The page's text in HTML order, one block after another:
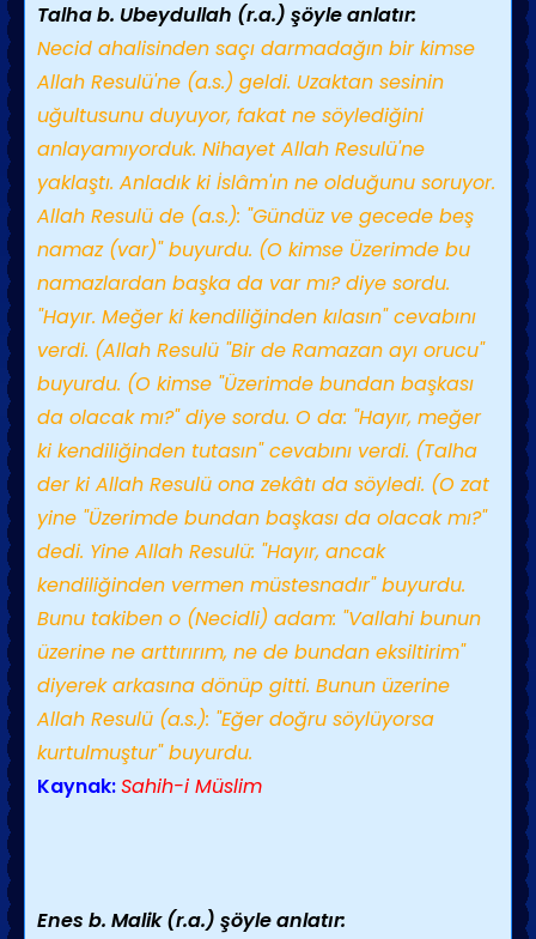
Talha b. Ubeydullah (r.a.) şöyle anlatır:
Necid ahalisinden saçı darmadağın bir kimse
Allah Resulü'ne (a.s.) geldi. Uzaktan sesinin
uğultusunu duyuyor, fakat ne söylediğini
anlayamıyorduk. Nihayet Allah Resulü'ne
yaklaştı. Anladık ki İslâm'ın ne olduğunu soruyor.
Allah Resulü de (a.s.): "Gündüz ve gecede beş
namaz (var)" buyurdu. (O kimse Üzerimde bu
namazlardan başka da var mı? diye sordu.
"Hayır. Meğer ki kendiliğinden kılasın" cevabını
verdi. (Allah Resulü "Bir de Ramazan ayı orucu"
buyurdu. (O kimse "Üzerimde bundan başkası
da olacak mı?" diye sordu. O da: "Hayır, meğer
ki kendiliğinden tutasın" cevabını verdi. (Talha
der ki Allah Resulü ona zekâtı da söyledi. (O zat
yine "Üzerimde bundan başkası da olacak mı?"
dedi. Yine Allah Resulü: "Hayır, ancak
kendiliğinden vermen müstesnadır" buyurdu.
Bunu takiben o (Necidli) adam: "Vallahi bunun
üzerine ne arttırırım, ne de bundan eksiltirim"
diyerek arkasına dönüp gitti. Bunun üzerine
Allah Resulü (a.s.): "Eğer doğru söylüyorsa
kurtulmuştur" buyurdu.
Kaynak:Sahih-i Müslim
Enes b. Malik (r.a.) şöyle anlatır: